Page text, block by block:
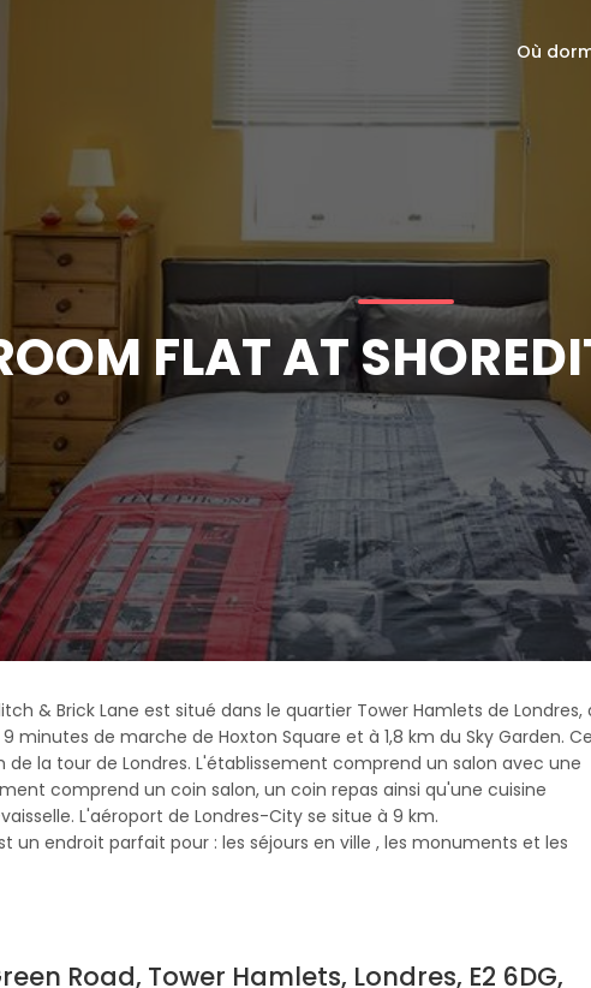
FLAT AT
& Brick Lane est situé dans le quartier Tower Hamlets de Londres,
minutes de marche de Hoxton Square et à 1,8 km du Sky Garden.
la tour de Londres. L'établissement comprend un salon avec une
comprend un coin salon, un coin repas ainsi qu'une cuisine
L'aéroport de Londres-City se situe à 9 km.
un endroit parfait pour : les séjours en ville , les monuments et les
Road, Tower Hamlets, Londres, E2 6DG,
Où